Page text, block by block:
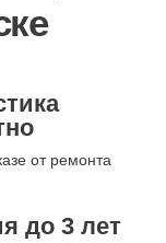
от ремонта
до 3 лет